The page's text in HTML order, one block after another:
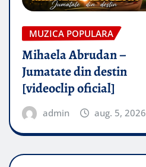
MUZICA POPULARA
Mihaela Abrudan –
Jumatate din destin
[videoclip oficial]
admin aug. 5, 2026